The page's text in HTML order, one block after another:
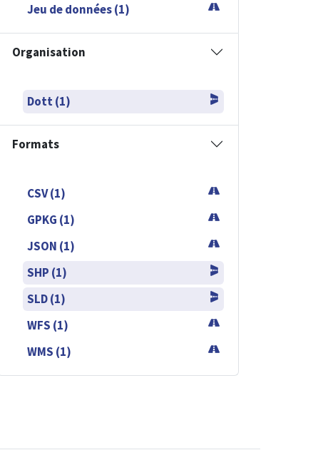
Jeu de données (1)
Organisation
Dott (1)
Formats
CSV (1)
GPKG (1)
JSON (1)
SHP (1)
SLD (1)
WFS (1)
WMS (1)